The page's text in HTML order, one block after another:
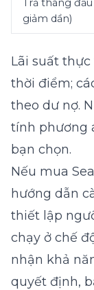
Trả tháng
giảm dần)
Lãi suất
thời điểm;
theo dư nợ.
tính phương
bạn chọn.
Nếu mua
hướng dẫn
thiết lập
chạy ở chế
nhận khả
quyết định,